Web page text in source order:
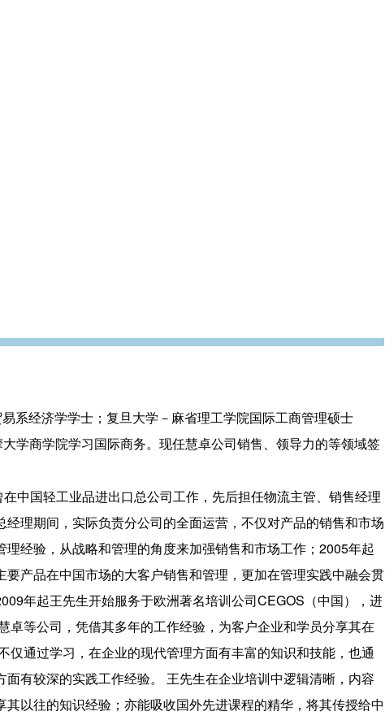
系经济学学士；复旦大学－麻省理工学院国际工商管理硕士
学商学院学习国际商务。现任慧卓公司销售、领导力的等领域签
中国轻工业品进出口总公司工作，先后担任物流主管、销售经理
理期间，实际负责分公司的全面运营，不仅对产品的销售和市场
经验，从战略和管理的角度来加强销售和市场工作；2005年起
产品在中国市场的大客户销售和管理，更加在管理实践中融会贯
年起王先生开始服务于欧洲著名培训公司CEGOS（中国），进
卓等公司，凭借其多年的工作经验，为客户企业和学员分享其在
仅通过学习，在企业的现代管理方面有丰富的知识和技能，也通
有较深的实践工作经验。 王先生在企业培训中逻辑清晰，内容
以往的知识经验；亦能吸收国外先进课程的精华，将其传授给中